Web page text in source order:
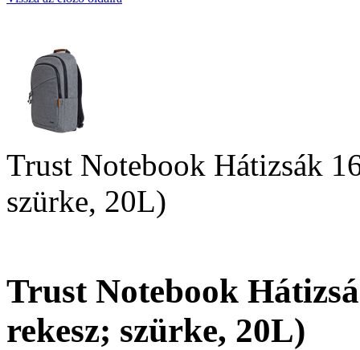
Trust Notebook Hátizsák
szürke, 20L)
Trust Notebook
rekesz; szürke, 20L)